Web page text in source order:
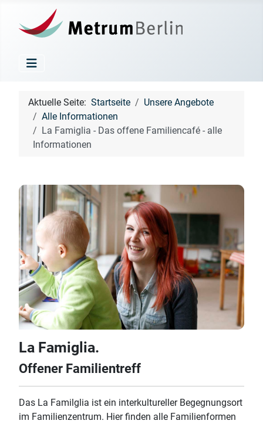
Aktuelle Seite: Startseite
Unsere Angebote
Alle Informationen
La Famiglia - Das offene Familiencafé - alle
Informationen
La Famiglia.
Offener Familientreff
Das La Familglia ist ein interkultureller Begegnungsort
im Familienzentrum. Hier finden alle Familienformen